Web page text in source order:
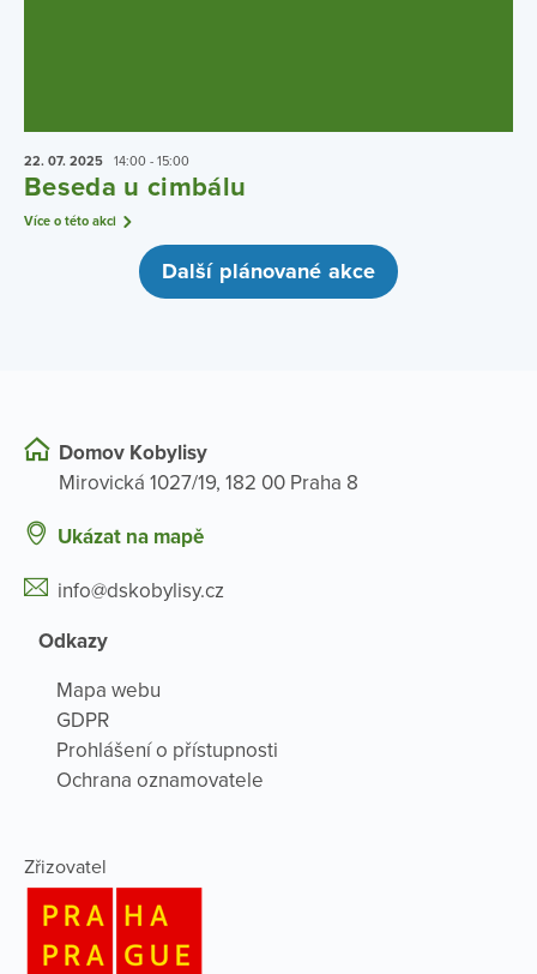
22. 07. 2025 14:00 - 15:00
Beseda u cimbálu
Více o této akci
Další plánované akce
Domov Kobylisy
Mirovická 1027/19, 182 00 Praha 8
Ukázat na mapě
info@dskobylisy.cz
Odkazy
Mapa webu
GDPR
Prohlášení o přístupnosti
Ochrana oznamovatele
Zřizovatel